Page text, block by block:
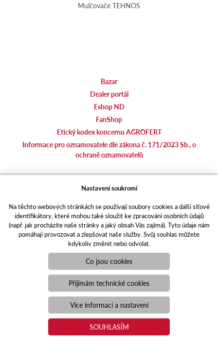
Mulčovače TEHNOS
Bazar
Dealer portál
Eshop ND
FanShop
Etický kodex koncernu AGROFERT
Informace pro oznamovatele dle zákona č. 171/2023 Sb., o
ochraně oznamovatelů
Responzivní webPuxdesign | agrics.cz © 2021
Toto jsou internetové stránky společnosti AGRI CS a. s., se sídlem
v Hustopečích, Hybešova 14, PSČ 69301, IČO 26243334,
zapsané v OR vedeném Krajským soudem v Brně, oddíl B, vložka
3582. Společnost AGRI CS a.s. je členem koncernu AGROFERT
řízeného společností AGROFERT, a.s., IČO 26185610, se sídlem
na adrese Pyšelská 2327/2, Chodov, 149 00 Praha 4.
agrotec.cz
portal.caseklub.cz
shop.agrics.cz
traktorbazar.cz
eshop.agrics.cz/cs
a-finance.cz
Nastavení soukromí
Na těchto webových stránkách se používají soubory cookies a další síťové
identifikátory, které mohou také sloužit ke zpracování osobních údajů
(např. jak procházíte naše stránky a jaký obsah Vás zajímá). Tyto údaje nám
pomáhají provozovat a zlepšovat naše služby. Svůj souhlas můžete
kdykoliv změnit nebo odvolat.
Co jsou cookies
Přijímám technické cookies
Více informací a nastavení
SOUHLASÍM